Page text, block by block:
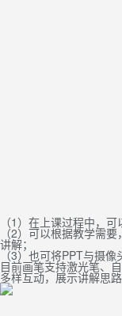
（1）在上课过程中，
（2）可以根据教学需
讲解；
（3）也可将PPT与摄像
目前画笔支持激光笔、
多样互动，展示讲解思